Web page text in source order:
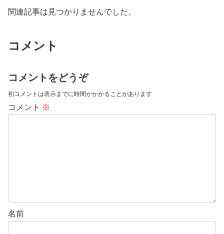
関連記事は見つかりませんでした。
コメント
コメントをどうぞ
初コメントは表示までに時間がかかることがあります
コメント ※
名前